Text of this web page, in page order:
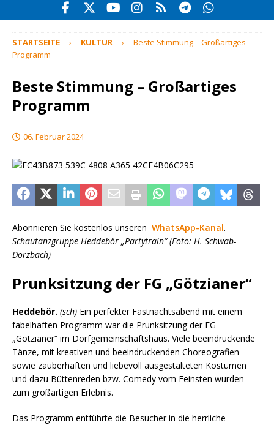
STARTSEITE KULTUR
Beste Stimmung – Großartiges
Programm
Beste Stimmung – Großartiges
Programm
06. Februar 2024
Abonnieren Sie kostenlos unseren WhatsApp-Kanal.
Schautanzgruppe Heddebör „Partytrain“ (Foto: H. Schwab-
Dörzbach)
Prunksitzung der FG „Götzianer“
Heddebör. (sch) Ein perfekter Fastnachtsabend mit einem
fabelhaften Programm war die Prunksitzung der FG
„Götzianer“ im Dorfgemeinschaftshaus. Viele beeindruckende
Tänze, mit kreativen und beeindruckenden Choreografien
sowie zauberhaften und liebevoll ausgestalteten Kostümen
und dazu Büttenreden bzw. Comedy vom Feinsten wurden
zum großartigen Erlebnis.
Das Programm entführte die Besucher in die herrliche